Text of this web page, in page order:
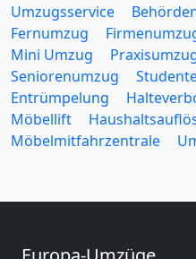
Umzugsservice
Fernumzug
Mini Umzug
Seniorenumzug
Entrümpelung
Möbellift
Möbelmitfahrzentrale